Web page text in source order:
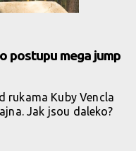
postupu mega jump
rukama Kuby Vencla
Jak jsou daleko?